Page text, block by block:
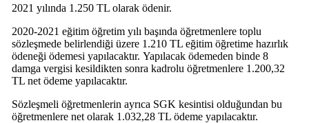
2021 yılında 1.250 TL olarak ödenir.
2020-2021 eğitim öğretim yılı başında öğretmenlere toplu
sözleşmede belirlendiği üzere 1.210 TL eğitim öğretime hazırlık
ödeneği ödemesi yapılacaktır. Yapılacak ödemeden binde 8
damga vergisi kesildikten sonra kadrolu öğretmenlere 1.200,32
TL net ödeme yapılacaktır.
Sözleşmeli öğretmenlerin ayrıca SGK kesintisi olduğundan bu
öğretmenlere net olarak 1.032,28 TL ödeme yapılacaktır.